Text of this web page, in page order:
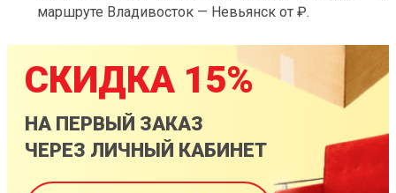
маршруте Владивосток — Невьянск от ₽.
СКИДКА 15%
НА ПЕРВЫЙ ЗАКАЗ
ЧЕРЕЗ ЛИЧНЫЙ КАБИНЕТ